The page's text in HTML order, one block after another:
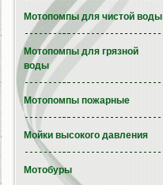
Мотопомпы для чистой воды
Мотопомпы для грязной
воды
Мотопомпы пожарные
Мойки высокого давления
Мотобуры